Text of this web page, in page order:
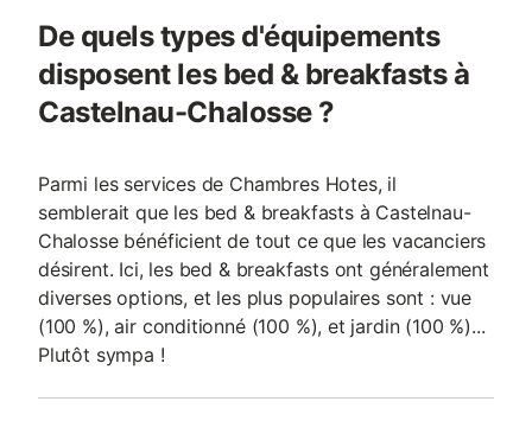
De quels types d'équipements
disposent les bed & breakfasts à
Castelnau-Chalosse ?
Parmi les services de Chambres Hotes, il
semblerait que les bed & breakfasts à Castelnau-
Chalosse bénéficient de tout ce que les vacanciers
désirent. Ici, les bed & breakfasts ont généralement
diverses options, et les plus populaires sont : vue
(100 %), air conditionné (100 %), et jardin (100 %)...
Plutôt sympa !